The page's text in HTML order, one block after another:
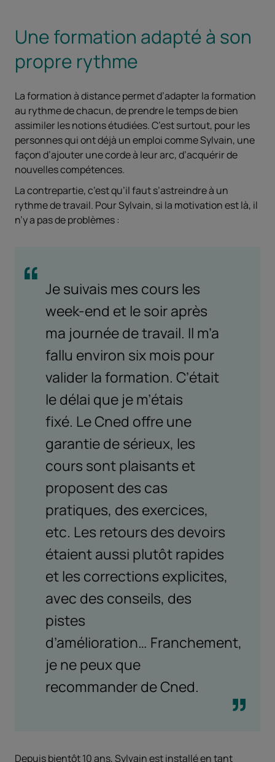
Une formation adapté à son
propre rythme
La formation à distance permet d’adapter la formation
au rythme de chacun, de prendre le temps de bien
assimiler les notions étudiées. C’est surtout, pour les
personnes qui ont déjà un emploi comme Sylvain, une
façon d’ajouter une corde à leur arc, d’acquérir de
nouvelles compétences.
La contrepartie, c’est qu’il faut s’astreindre à un
rythme de travail. Pour Sylvain, si la motivation est là, il
n’y a pas de problèmes :
Je suivais mes cours les
week-end et le soir après
ma journée de travail. Il m’a
fallu environ six mois pour
valider la formation. C’était
le délai que je m’étais
fixé. Le Cned offre une
garantie de sérieux, les
cours sont plaisants et
proposent des cas
pratiques, des exercices,
etc. Les retours des devoirs
étaient aussi plutôt rapides
et les corrections explicites,
avec des conseils, des
pistes
d’amélioration… Franchement,
je ne peux que
recommander de Cned.
Depuis bientôt 10 ans, Sylvain est installé en tant